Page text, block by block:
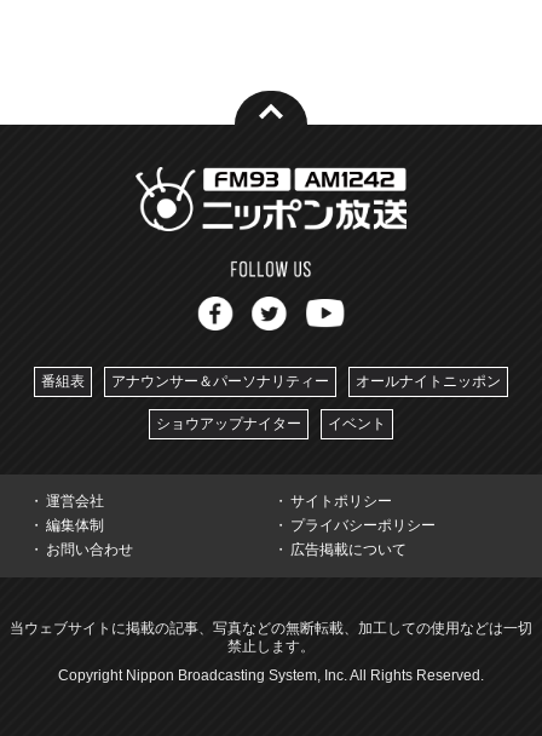
番組表 アナウンサー＆パーソナリティー オールナイトニッポン
ショウアップナイター イベント
運営会社
サイトポリシー
編集体制
プライバシーポリシー
お問い合わせ
広告掲載について
当ウェブサイトに掲載の記事、写真などの無断転載、加工しての使用などは一切
禁止します。
Copyright Nippon Broadcasting System, Inc. All Rights Reserved.